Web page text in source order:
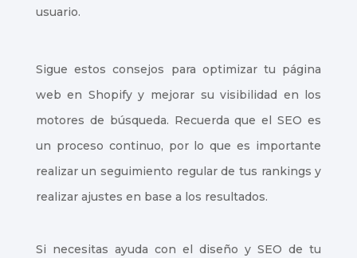
usuario.
Sigue estos consejos para optimizar tu página
web en Shopify y mejorar su visibilidad en los
motores de búsqueda. Recuerda que el SEO es
un proceso continuo, por lo que es importante
realizar un seguimiento regular de tus rankings y
realizar ajustes en base a los resultados.
Si necesitas ayuda con el diseño y SEO de tu